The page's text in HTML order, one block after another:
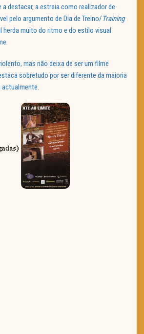
destacar, a estreia como realizador de
pelo argumento de Dia de Treino/ Training
herda muito do ritmo e do estilo visual
mas não deixa de ser um filme
sobretudo por ser diferente da maioria